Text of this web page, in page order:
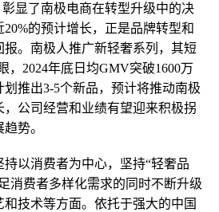
显了南极电商在转型升级中的决
的预计增长，正是品牌转型和
。南极人推广新轻奢系列，其短
，2024年底日均GMV突破1600万
划推出3-5个新品，预计将推动南极
，公司经营和业绩有望迎来积极拐
势。
以消费者为中心，坚持“轻奢品
消费者多样化需求的同时不断升级
技术等方面。依托于强大的中国